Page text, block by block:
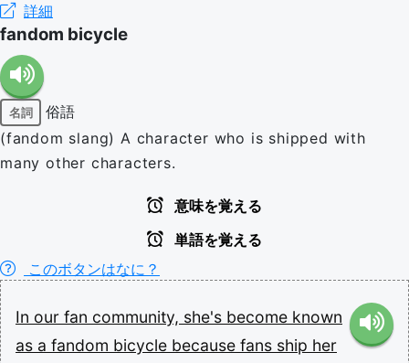
詳細
fandom bicycle
名詞
俗語
(fandom slang) A character who is shipped with
many other characters.
意味を覚える
単語を覚える
このボタンはなに？
In our fan community, she's become known
as a fandom bicycle because fans ship her